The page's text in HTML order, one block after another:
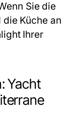
Sie die
Küche an
Ihrer
Yacht